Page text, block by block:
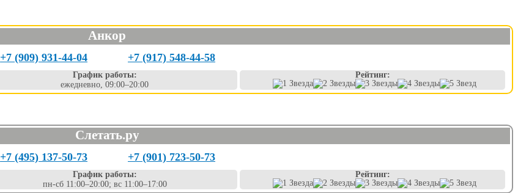
Анкор
+7 (909) 931-44-04 +7 (917) 548-44-58
График работы:
ежедневно, 09:00–20:00
Рейтинг:
Слетать.ру
+7 (495) 137-50-73 +7 (901) 723-50-73
График работы:
пн-сб 11:00–20:00; вс 11:00–17:00
Рейтинг: